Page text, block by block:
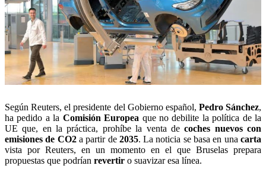
Según Reuters, el presidente del Gobierno español, Pedro Sánchez,
ha pedido a la Comisión Europea que no debilite la política de la
UE que, en la práctica, prohíbe la venta decoches nuevos con
emisiones de CO2a partir de 2035. La noticia se basa en unacarta
vista por Reuters, en un momento en el que Bruselas prepara
propuestas que podrían revertir o suavizar esa línea.